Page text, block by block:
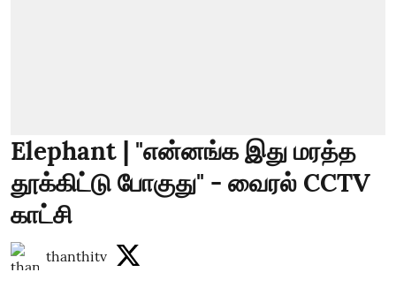
Elephant | "என்னங்க இது மரத்த
தூக்கிட்டு போகுது" - வைரல் CCTV
காட்சி
thanthitv